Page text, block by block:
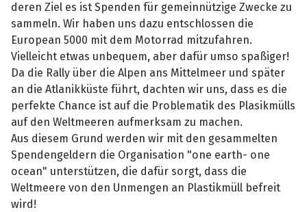
deren Ziel es ist Spenden für gemeinnützige Zwecke zu
sammeln. Wir haben uns dazu entschlossen die
European 5000 mit dem Motorrad mitzufahren.
Vielleicht etwas unbequem, aber dafür umso spaßiger!
Da die Rally über die Alpen ans Mittelmeer und später
an die Atlanikküste führt, dachten wir uns, dass es die
perfekte Chance ist auf die Problematik des Plasikmülls
auf den Weltmeeren aufmerksam zu machen.
Aus diesem Grund werden wir mit den gesammelten
Spendengeldern die Organisation "one earth- one
ocean" unterstützen, die dafür sorgt, dass die
Weltmeere von den Unmengen an Plastikmüll befreit
wird!